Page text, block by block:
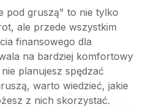
pod gruszą" to nie tylko
ale przede wszystkim
finansowego dla
na bardziej komfortowy
planujesz spędzać
warto wiedzieć, jakie
z nich skorzystać.